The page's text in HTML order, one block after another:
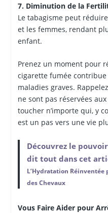
7. Diminution de la
Le tabagisme peut
et les femmes, rendant
enfant.
Prenez un moment pour
cigarette fumée
maladies graves.
ne sont pas réservées
toucher n’importe qui, y
est un pas vers une vie
Découvrez le
dit tout dans cet
L’Hydratation Réinventée
des Chevaux
Vous Faire Aider pour